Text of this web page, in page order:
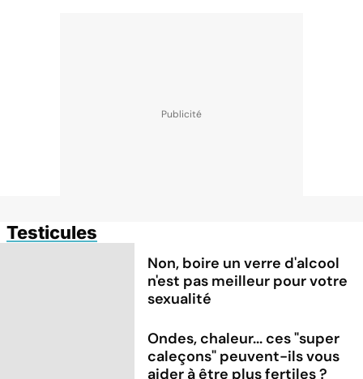
Testicules
Non, boire un verre d'alcool
n'est pas meilleur pour votre
sexualité
Ondes, chaleur... ces "super
caleçons" peuvent-ils vous
aider à être plus fertiles ?